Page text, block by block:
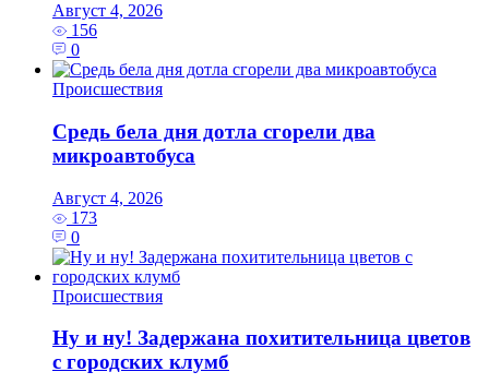
Август 4, 2026
156
0
Происшествия
Средь бела дня дотла сгорели два
микроавтобуса
Август 4, 2026
173
0
Происшествия
Ну и ну! Задержана похитительница цветов
с городских клумб